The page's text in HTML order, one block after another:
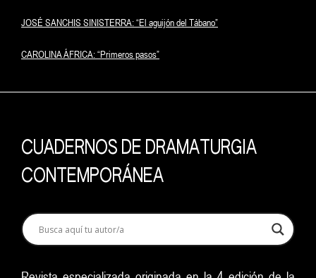
JOSÉ SANCHIS SINISTERRA: “El aguijón del Tábano”
CAROLINA ÁFRICA: “Primeros pasos”
CUADERNOS DE DRAMATURGIA
CONTEMPORÁNEA